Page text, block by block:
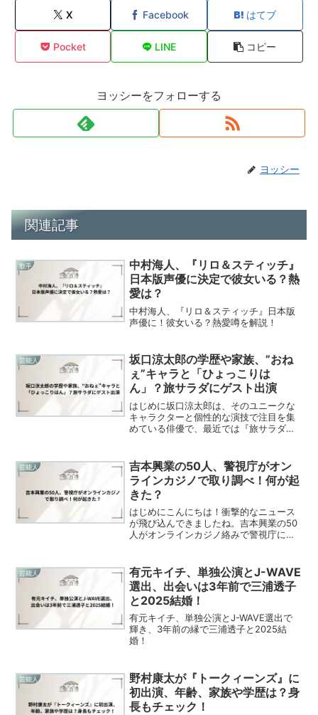
X Facebook はてブ
Pocket LINE コピー
ヨッシーをフォローする
ヨッシー
関連記事
歌手
中村海人、『リロ＆スティッチ』
日本版声優に決定で彼女いる？熱
愛は？
中村海人、『リロ＆スティッチ』日本版
声優に！彼女いる？熱愛噂を解説！
芸能人
坂口涼太郎の学歴や家族、”おね
ぇ”キャラと「ひょっこりは
ん」？旅サラダにゲスト出演
はじめに坂口涼太郎は、そのユニークな
キャラクターと個性的な演技で注目を集
めている俳優で、最近では『旅サラダ』
日 朝だ！生です旅サラダ 静岡県富士
山絶景人気温...
芸能人
吉本興業の50人、警視庁がオン
ラインカジノで取り調べ！何が起
きた？
はじめにこんにちは！衝撃的なニュース
が飛び込んできましたね。吉本興業の50
人がオンラインカジノ絡みで警視庁に取
の？日本では賭博が禁止なのに、オンラ
インカジノのグレーゾ...
芸能人
有元キイチ、単独公演とJ-WAVE
選出、出会いは3年前で三浦透子
と2025結婚！
有元キイチ、単独公演とJ-WAVE選出で
輝き、3年前の縁で三浦透子と2025結
婚！
芸能人
野村康太が『トークィーンズ』に
初出演、年齢、家族や学歴は？身
長もチェック！